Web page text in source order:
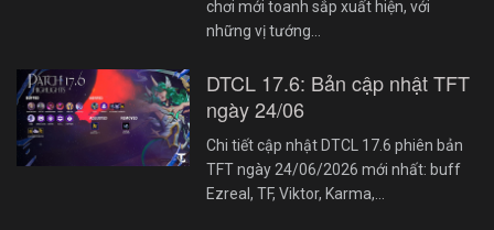
chơi mới toanh sắp xuất hiện, với
những vị tướng…
DTCL 17.6: Bản cập nhật TFT
ngày 24/06
Chi tiết cập nhật DTCL 17.6 phiên bản
TFT ngày 24/06/2026 mới nhất: buff
Ezreal, TF, Viktor, Karma,…